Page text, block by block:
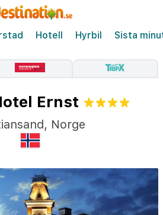
Hotell Hyrbil Sista
Ernst
, Norge